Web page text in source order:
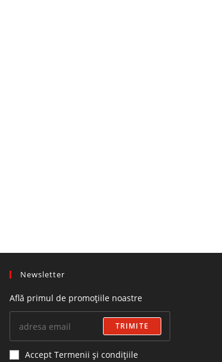
Newsletter
Află primul de promoțiile noastre
TRIMITE
Accept Termenii și condițiile